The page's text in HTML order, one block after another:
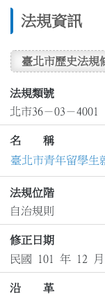
法規資訊
臺北市歷史法規
法規類號
北市36－03－4001
名 稱
臺北市青年留學生
法規位階
自治規則
修正日期
民國 101 年 12
沿 革